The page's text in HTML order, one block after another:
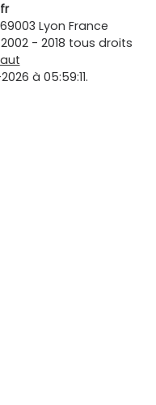
Lyon France
2002 - 2018 tous droits
à 05:59:11.